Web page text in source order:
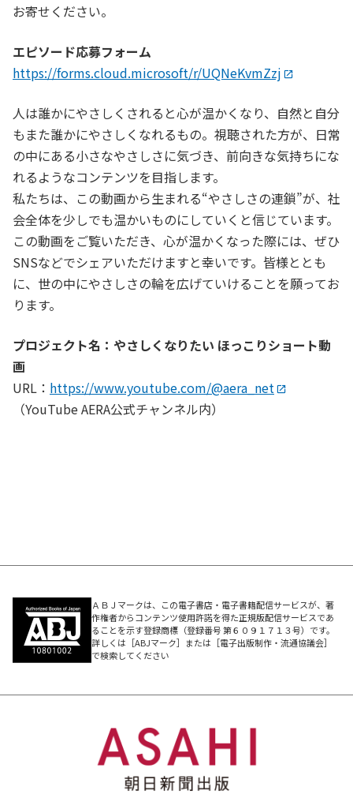
お寄せください。
エピソード応募フォーム
https://forms.cloud.microsoft/r/UQNeKvmZzj
人は誰かにやさしくされると心が温かくなり、自然と自分
もまた誰かにやさしくなれるもの。視聴された方が、日常
の中にある小さなやさしさに気づき、前向きな気持ちにな
れるようなコンテンツを目指します。
私たちは、この動画から生まれる“やさしさの連鎖”が、社
会全体を少しでも温かいものにしていくと信じています。
この動画をご覧いただき、心が温かくなった際には、ぜひ
SNSなどでシェアいただけますと幸いです。皆様ととも
に、世の中にやさしさの輪を広げていけることを願ってお
ります。
プロジェクト名：やさしくなりたい ほっこりショート動
画
URL： https://www.youtube.com/@aera_net
（YouTube AERA公式チャンネル内）
ＡＢＪマークは、この電子書店・電子書籍配信サービスが、著
作権者からコンテンツ使用許諾を得た正規版配信サービスであ
ることを示す登録商標（登録番号 第６０９１７１３号）です。
詳しくは［ABJマーク］または［電子出版制作・流通協議会］
で検索してください